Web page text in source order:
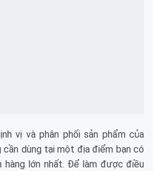
vị và phân phối sản phẩm của
dùng tại một địa điểm bạn có
hàng lớn nhất. Để làm được điều